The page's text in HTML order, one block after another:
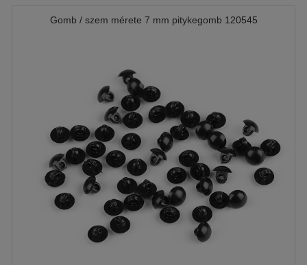
Gomb / szem mérete 7 mm pitykegomb 120545